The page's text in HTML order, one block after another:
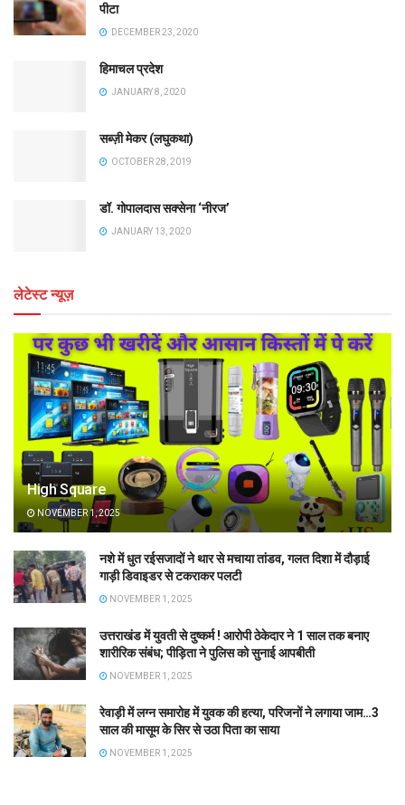
पीटा
DECEMBER 23, 2020
हिमाचल प्रदेश
JANUARY 8, 2020
सब्ज़ी मेकर (लघुकथा)
OCTOBER 28, 2019
डॉ. गोपालदास सक्सेना ‘नीरज’
JANUARY 13, 2020
लेटेस्ट न्यूज़
High Square
NOVEMBER 1, 2025
नशे में धुत रईसजादों ने थार से मचाया तांडव, गलत दिशा में दौड़ाई
गाड़ी डिवाइडर से टकराकर पलटी
NOVEMBER 1, 2025
उत्तराखंड में युवती से दुष्कर्म ! आरोपी ठेकेदार ने 1 साल तक बनाए
शारीरिक संबंध; पीड़िता ने पुलिस को सुनाई आपबीती
NOVEMBER 1, 2025
रेवाड़ी में लग्न समारोह में युवक की हत्या, परिजनों ने लगाया जाम…3
साल की मासूम के सिर से उठा पिता का साया
NOVEMBER 1, 2025